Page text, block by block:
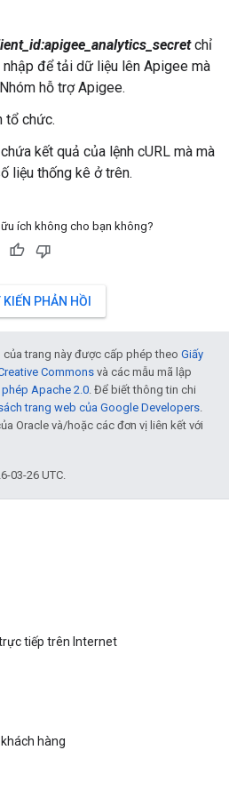
chỉ
để tải dữ liệu lên Apigee mà
hỗ trợ Apigee.
tổ chức.
chứa kết quả của lệnh cURL mà mà
liệu thống kê ở trên.
ích không cho bạn không?
KIẾN PHẢN HỒI
trang này được cấp phép theo Giấy
Commons và các mẫu mã lập
phép Apache 2.0. Để biết thông tin chi
trang web của Google Developers.
Oracle và/hoặc các đơn vị liên kết với
03-26 UTC.
tiếp trên Internet
hàng